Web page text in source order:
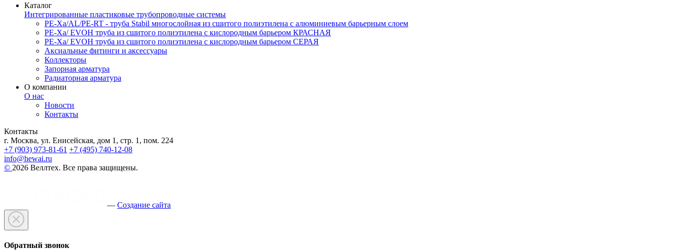
Каталог
Интегрированные пластиковые трубопроводные системы
PE-Xa/AL/PE-RT - труба Stabil многослойная из сшитого полиэтилена с алюминиевым барьерным слоем
PE-Xa/ EVOH труба из сшитого полиэтилена с кислородным барьером КРАСНАЯ
PE-Xa/ EVOH труба из сшитого полиэтилена с кислородным барьером СЕРАЯ
Аксиальные фитинги и аксессуары
Коллекторы
Запорная арматура
Радиаторная арматура
О компании
О нас
Новости
Контакты
Контакты
г. Москва, ул. Енисейская, дом 1, стр. 1, пом. 224
+7 (903) 973-81-61 +7 (495) 740-12-08
info@hewai.ru
© 2026 Веллтех. Все права защищены.
— Создание сайта
Обратный звонок